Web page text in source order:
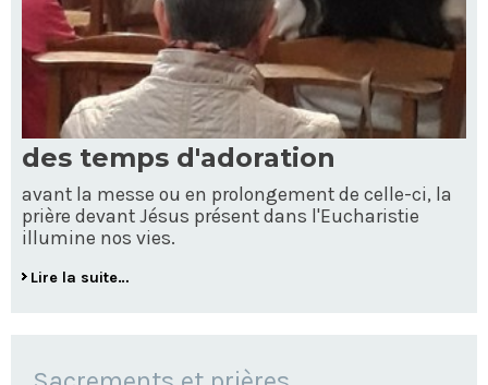
des temps d'adoration
avant la messe ou en prolongement de celle-ci, la
prière devant Jésus présent dans l'Eucharistie
illumine nos vies.
Lire la suite…